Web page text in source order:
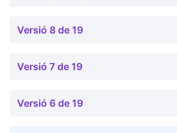
Versió 8 de 19
Versió 7 de 19
Versió 6 de 19